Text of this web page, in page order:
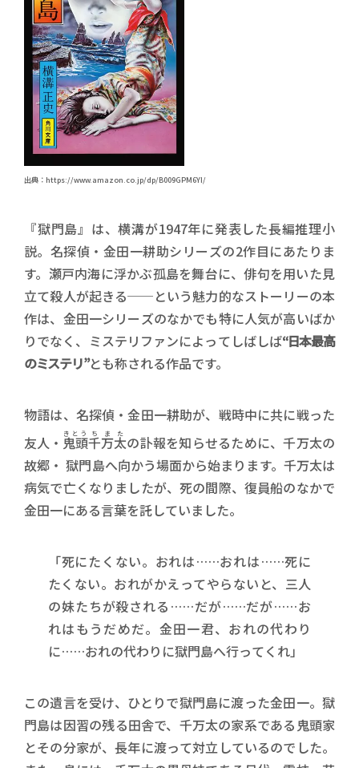
出典：https://www.amazon.co.jp/dp/B009GPM6YI/
『獄門島』は、横溝が1947年に発表した長編推理小
説。名探偵・金田一耕助シリーズの2作目にあたりま
す。瀬戸内海に浮かぶ孤島を舞台に、俳句を用いた見
立て殺人が起きる──という魅力的なストーリーの本
作は、金田一シリーズのなかでも特に人気が高いばか
りでなく、ミステリファンによってしばしば“日本最高
のミステリ”とも称される作品です。
物語は、名探偵・金田一耕助が、戦時中に共に戦った
友人・ 鬼頭
きとう 千万太
ちまた の訃報を知らせるために、千万太の
故郷・ 獄門島へ向かう場面から始まります。千万太は
病気で亡くなりましたが、死の間際、復員船のなかで
金田一にある言葉を託していました。
「死にたくない。おれは……おれは……死に
たくない。おれがかえってやらないと、三人
の妹たちが殺される……だが……だが……お
れはもうだめだ。金田一君、おれの代わり
に……おれの代わりに獄門島へ行ってくれ」
この遺言を受け、ひとりで獄門島に渡った金田一。獄
門島は因習の残る田舎で、千万太の家系である鬼頭家
とその分家が、長年に渡って対立しているのでした。